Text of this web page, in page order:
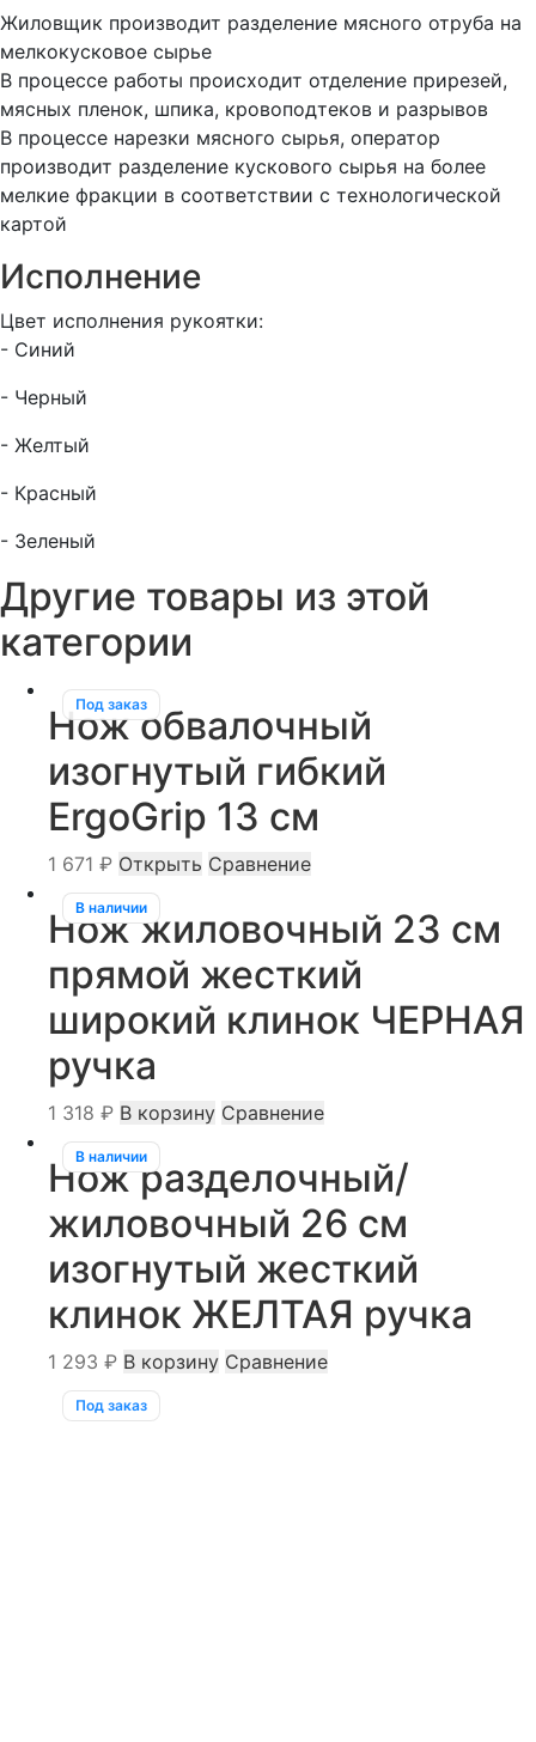
26
см
изогнутый
жесткий
клинок
ЧЕРНАЯ
ручка
Жиловщик производит разделение мясного отруба на
мелкокусковое сырье
В процессе работы происходит отделение прирезей,
мясных пленок, шпика, кровоподтеков и разрывов
В процессе нарезки мясного сырья, оператор
производит разделение кускового сырья на более
мелкие фракции в соответствии с технологической
картой
Исполнение
Цвет исполнения рукоятки:
- Синий
- Черный
- Желтый
- Красный
- Зеленый
Другие товары из этой
категории
Под заказ
Нож обвалочный
изогнутый гибкий
ErgoGrip 13 см
1 671 ₽ Открыть Сравнение
В наличии
Нож жиловочный 23 см
прямой жесткий
широкий клинок ЧЕРНАЯ
ручка
1 318 ₽ В корзину Сравнение
В наличии
Нож разделочный/
жиловочный 26 см
изогнутый жесткий
клинок ЖЕЛТАЯ ручка
1 293 ₽ В корзину Сравнение
Под заказ